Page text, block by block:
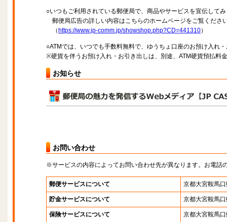
○いつもご利用されている郵便局で、商品やサービスを宣伝して
郵便局広告の詳しい内容はこちらのホームページをご覧くださ
（ https://www.jp-comm.jp/showshop.php?CD=441310）
○ATMでは、いつでも手数料無料で、ゆうちょ口座のお預け入れ
※硬貨を伴うお預け入れ・お引き出しは、別途、ATM硬貨預払料
お知らせ
お問い合わせ
※サービスの内容によってお問い合わせ先が異なります。お電話
郵便サービスについて 京都大宮鞍馬
貯金サービスについて 京都大宮鞍馬
保険サービスについて 京都大宮鞍馬